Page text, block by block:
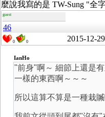
麼說我寫的是 TW-Sung "全
guest
46
0 0 2015-12-29
IanHo
"前身"啊～ 細節上還是
一樣的東西啊～～～
所以這算不算是一種栽贓